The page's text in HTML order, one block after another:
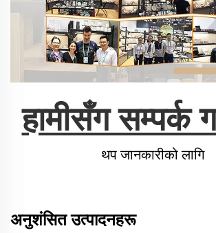
हामीसँग सम्पर्क
थप जानकारीको लागि
अनुशंसित उत्पादनहरू